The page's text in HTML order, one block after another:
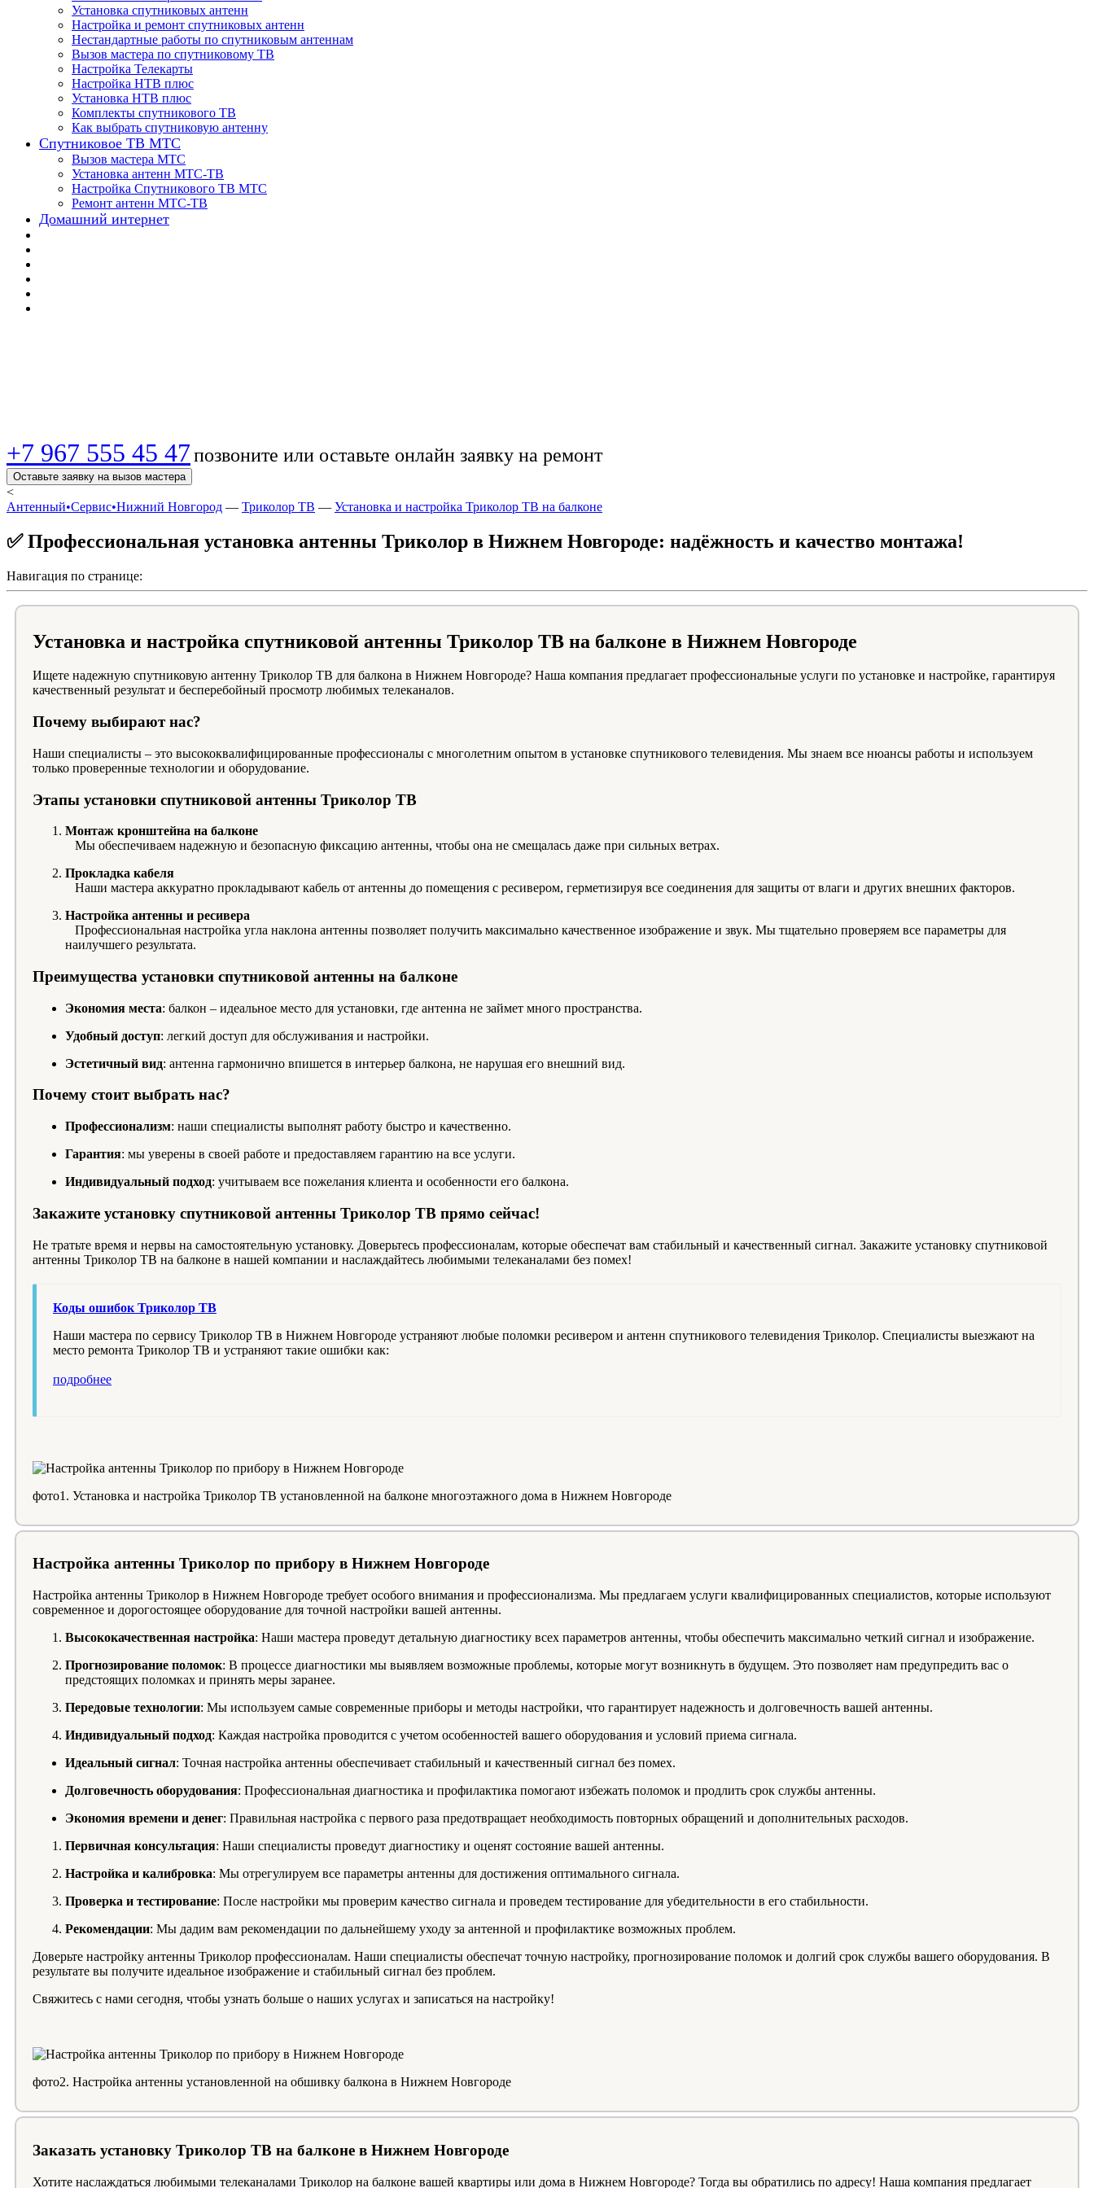
Установка спутниковых антенн
Настройка и ремонт спутниковых антенн
Нестандартные работы по спутниковым антеннам
Вызов мастера по спутниковому ТВ
Настройка Телекарты
Настройка НТВ плюс
Установка НТВ плюс
Комплекты спутникового ТВ
Как выбрать спутниковую антенну
Спутниковое ТВ МТС
Вызов мастера МТС
Установка антенн МТС-ТВ
Настройка Спутникового ТВ МТС
Ремонт антенн МТС-ТВ
Домашний интернет
+7 967 555 45 47позвоните или оставьте онлайн заявку на ремонт
Оставьте заявку на вызов мастера
<
Антенный•Сервис•Нижний Новгород — Триколор ТВ — Установка и настройка Триколор ТВ на балконе
✅ Профессиональная установка антенны Триколор в Нижнем Новгороде: надёжность и качество монтажа!
Навигация по странице:
Установка и настройка спутниковой антенны Триколор ТВ на балконе в Нижнем Новгороде
Ищете надежную спутниковую антенну Триколор ТВ для балкона в Нижнем Новгороде? Наша компания предлагает профессиональные услуги по установке и настройке, гарантируя
качественный результат и бесперебойный просмотр любимых телеканалов.
Почему выбирают нас?
Наши специалисты – это высококвалифицированные профессионалы с многолетним опытом в установке спутникового телевидения. Мы знаем все нюансы работы и используем
только проверенные технологии и оборудование.
Этапы установки спутниковой антенны Триколор ТВ
Монтаж кронштейна на балконе
Мы обеспечиваем надежную и безопасную фиксацию антенны, чтобы она не смещалась даже при сильных ветрах.
Прокладка кабеля
Наши мастера аккуратно прокладывают кабель от антенны до помещения с ресивером, герметизируя все соединения для защиты от влаги и других внешних факторов.
Настройка антенны и ресивера
Профессиональная настройка угла наклона антенны позволяет получить максимально качественное изображение и звук. Мы тщательно проверяем все параметры для
наилучшего результата.
Преимущества установки спутниковой антенны на балконе
Экономия места: балкон – идеальное место для установки, где антенна не займет много пространства.
Удобный доступ: легкий доступ для обслуживания и настройки.
Эстетичный вид: антенна гармонично впишется в интерьер балкона, не нарушая его внешний вид.
Почему стоит выбрать нас?
Профессионализм: наши специалисты выполнят работу быстро и качественно.
Гарантия: мы уверены в своей работе и предоставляем гарантию на все услуги.
Индивидуальный подход: учитываем все пожелания клиента и особенности его балкона.
Закажите установку спутниковой антенны Триколор ТВ прямо сейчас!
Не тратьте время и нервы на самостоятельную установку. Доверьтесь профессионалам, которые обеспечат вам стабильный и качественный сигнал. Закажите установку спутниковой
антенны Триколор ТВ на балконе в нашей компании и наслаждайтесь любимыми телеканалами без помех!
Коды ошибок Триколор ТВ
Наши мастера по сервису Триколор ТВ в Нижнем Новгороде устраняют любые поломки ресивером и антенн спутникового телевидения Триколор. Специалисты выезжают на
место ремонта Триколор ТВ и устраняют такие ошибки как:
подробнее
фото1. Установка и настройка Триколор ТВ установленной на балконе многоэтажного дома в Нижнем Новгороде
Настройка антенны Триколор по прибору в Нижнем Новгороде
Настройка антенны Триколор в Нижнем Новгороде требует особого внимания и профессионализма. Мы предлагаем услуги квалифицированных специалистов, которые используют
современное и дорогостоящее оборудование для точной настройки вашей антенны.
Высококачественная настройка: Наши мастера проведут детальную диагностику всех параметров антенны, чтобы обеспечить максимально четкий сигнал и изображение.
Прогнозирование поломок: В процессе диагностики мы выявляем возможные проблемы, которые могут возникнуть в будущем. Это позволяет нам предупредить вас о
предстоящих поломках и принять меры заранее.
Передовые технологии: Мы используем самые современные приборы и методы настройки, что гарантирует надежность и долговечность вашей антенны.
Индивидуальный подход: Каждая настройка проводится с учетом особенностей вашего оборудования и условий приема сигнала.
Идеальный сигнал: Точная настройка антенны обеспечивает стабильный и качественный сигнал без помех.
Долговечность оборудования: Профессиональная диагностика и профилактика помогают избежать поломок и продлить срок службы антенны.
Экономия времени и денег: Правильная настройка с первого раза предотвращает необходимость повторных обращений и дополнительных расходов.
Первичная консультация: Наши специалисты проведут диагностику и оценят состояние вашей антенны.
Настройка и калибровка: Мы отрегулируем все параметры антенны для достижения оптимального сигнала.
Проверка и тестирование: После настройки мы проверим качество сигнала и проведем тестирование для убедительности в его стабильности.
Рекомендации: Мы дадим вам рекомендации по дальнейшему уходу за антенной и профилактике возможных проблем.
Доверьте настройку антенны Триколор профессионалам. Наши специалисты обеспечат точную настройку, прогнозирование поломок и долгий срок службы вашего оборудования. В
результате вы получите идеальное изображение и стабильный сигнал без проблем.
Свяжитесь с нами сегодня, чтобы узнать больше о наших услугах и записаться на настройку!
фото2. Настройка антенны установленной на обшивку балкона в Нижнем Новгороде
Заказать установку Триколор ТВ на балконе в Нижнем Новгороде
Хотите наслаждаться любимыми телеканалами Триколор на балконе вашей квартиры или дома в Нижнем Новгороде? Тогда вы обратились по адресу! Наша компания предлагает